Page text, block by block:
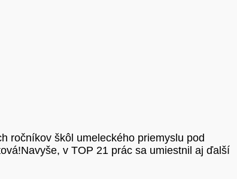
ročníkov škôl umeleckého priemyslu pod
v TOP 21 prác sa umiestnil aj ďalší